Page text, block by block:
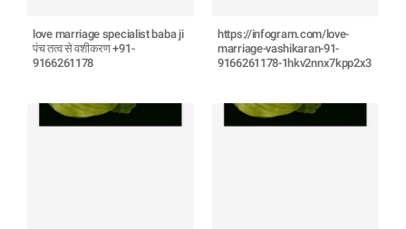
love marriage specialist baba ji
पंच तत्व से वशीकरण +91-
9166261178
https://infogram.com/love-
marriage-vashikaran-91-
9166261178-1hkv2nnx7kpp2x3